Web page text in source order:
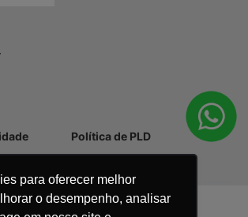
para oferecer melhor
o desempenho, analisar
Política de PLD